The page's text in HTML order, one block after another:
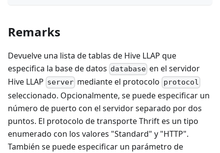
Remarks
Devuelve una lista de tablas de Hive LLAP que
especifica la base de datos database en el servidor
Hive LLAP server mediante el protocolo protocol
seleccionado. Opcionalmente, se puede especificar un
número de puerto con el servidor separado por dos
puntos. El protocolo de transporte Thrift es un tipo
enumerado con los valores "Standard" y "HTTP".
También se puede especificar un parámetro de